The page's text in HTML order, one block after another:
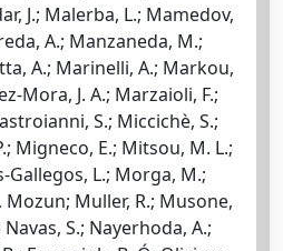
J.; Malerba, L.; Mamedov,
A.; Manzaneda, M.;
A.; Marinelli, A.; Markou,
Mora, J. A.; Marzaioli, F.;
S.; Miccichè, S.;
Migneco, E.; Mitsou, M. L.;
Gallegos, L.; Morga, M.;
Muller, R.; Musone,
S.; Nayerhoda, A.;